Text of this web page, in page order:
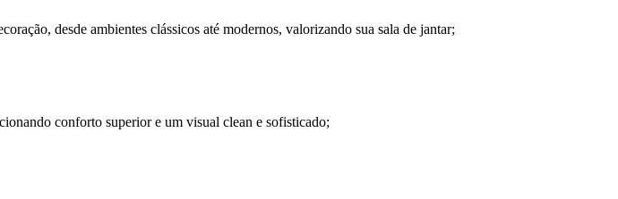
desde ambientes clássicos até modernos, valorizando sua sala de jantar;
conforto superior e um visual clean e sofisticado;